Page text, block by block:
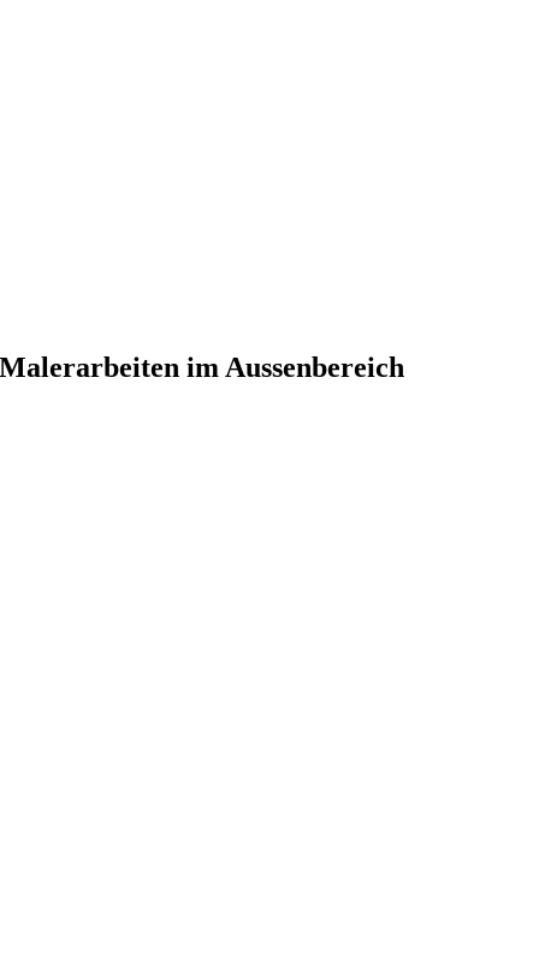
Malerarbeiten im Aussenbereich